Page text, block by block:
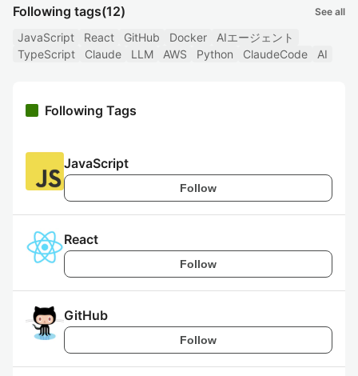
Following tags(12) See all
JavaScript React GitHub Docker
AIエージェント
TypeScript
Claude LLM AWS Python ClaudeCode AI
Following Tags
JavaScript
Follow
React
Follow
GitHub
Follow